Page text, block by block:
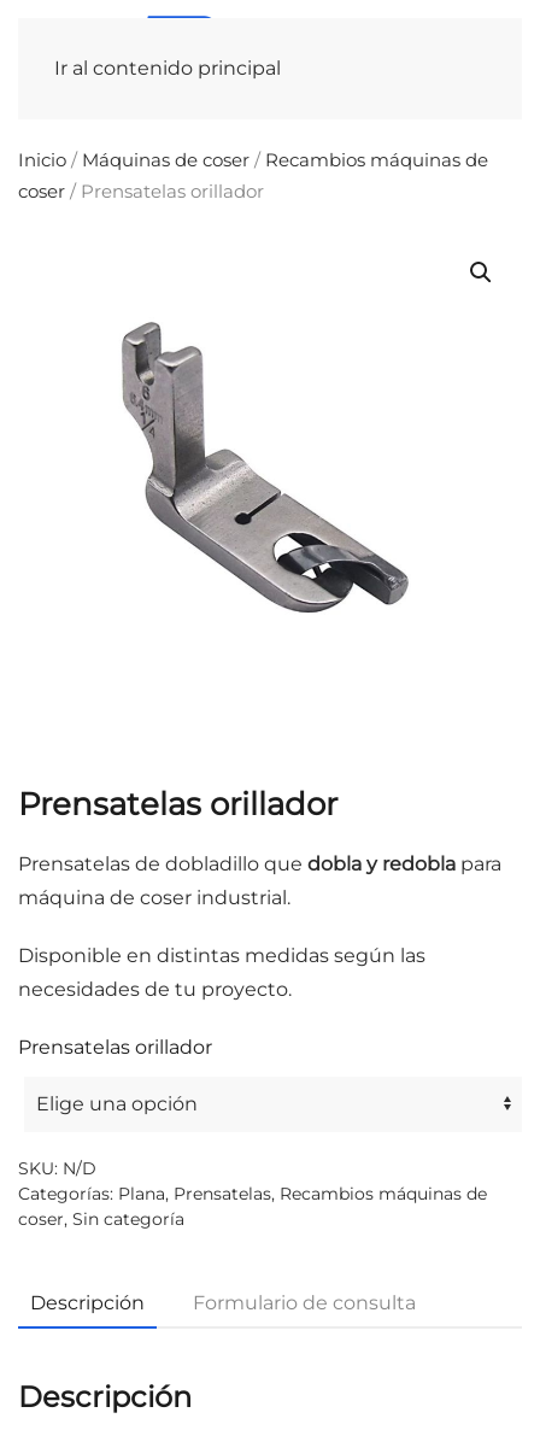
Ir al contenido principal
Inicio / Máquinas de coser / Recambios máquinas de
coser / Prensatelas orillador
Prensatelas orillador
Prensatelas de dobladillo que dobla y redobla para
máquina de coser industrial.
Disponible en distintas medidas según las
necesidades de tu proyecto.
Prensatelas orillador
SKU: N/D
Categorías: Plana, Prensatelas, Recambios máquinas de
coser, Sin categoría
Descripción Formulario de consulta
Descripción